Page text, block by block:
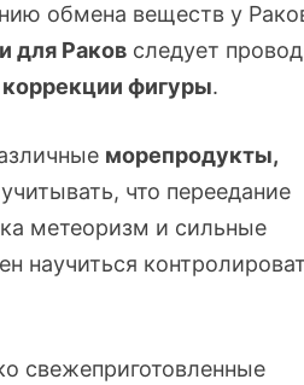
обмена веществ у
для Раков следует
фигуры.
морепродукты,
что переедание
метеоризм и сильные
научиться
свежеприготовленные